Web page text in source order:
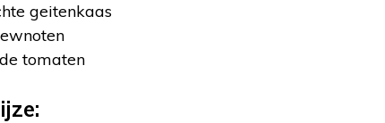
geitenkaas
tomaten